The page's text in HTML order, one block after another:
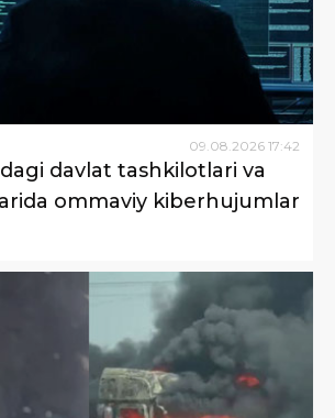
09.08.2026 17:42
davlat tashkilotlari va
ommaviy kiberhujumlar